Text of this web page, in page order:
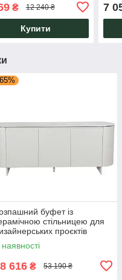
Mebel
₴ 12 240 ₴
Купити
7
буфет із
стільницею для
проєктів
айворі онікс + айворі
Mebel
616 ₴ 53 190 ₴